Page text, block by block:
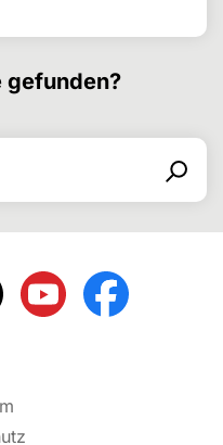
gefunden?
Search